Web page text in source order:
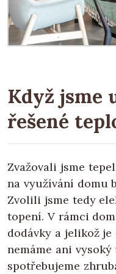
Když jsme
řešené
Zvažovali jsme
na využívání domu
Zvolili jsme tedy
topení. V rámci
dodávky a jelikož
nemáme ani
spotřebujeme